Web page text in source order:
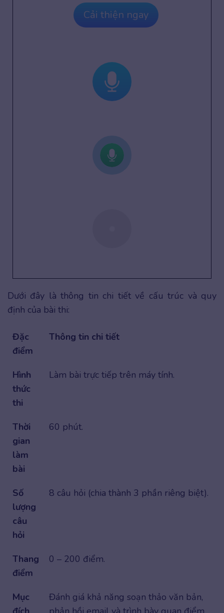
Cải thiện ngay
Dưới đây là thông tin chi tiết về cấu trúc và quy
định của bài thi:
Đặc
điểm
Thông tin chi tiết
Hình
thức
thi
Làm bài trực tiếp trên máy tính.
Thời
gian
làm
bài
60 phút.
Số
lượng
câu
hỏi
8 câu hỏi (chia thành 3 phần riêng biệt).
Thang
điểm
0 – 200 điểm.
Mục
Đánh giá khả năng soạn thảo văn bản,